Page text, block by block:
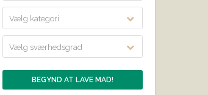
Vælg kategori
Vælg sværhedsgrad